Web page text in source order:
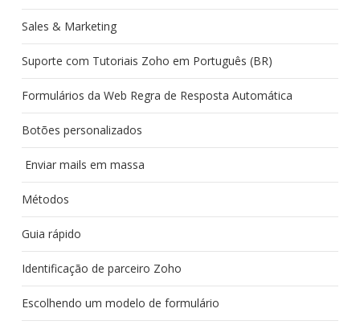
Sales & Marketing
Suporte com Tutoriais Zoho em Português (BR)
Formulários da Web Regra de Resposta Automática
Botões personalizados
Enviar mails em massa
Métodos
Guia rápido
Identificação de parceiro Zoho
Escolhendo um modelo de formulário